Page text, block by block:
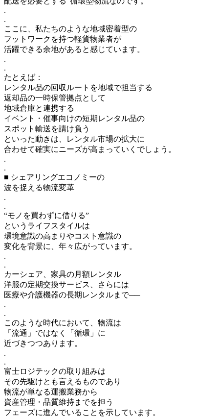
.
.
ここに、私たちのような地域密着型の
フットワークを持つ軽貨物業者が
活躍できる余地があると感じています。
.
.
たとえば：
レンタル品の回収ルートを地域で担当する
返却品の一時保管拠点として
地域倉庫と連携する
イベント・催事向けの短期レンタル品の
スポット輸送を請け負う
といった動きは、レンタル市場の拡大に
合わせて確実にニーズが高まっていくでしょう。
.
.
■ シェアリングエコノミーの
波を捉える物流変革
.
.
“モノを買わずに借りる”
というライフスタイルは
環境意識の高まりやコスト意識の
変化を背景に、年々広がっています。
.
.
カーシェア、家具の月額レンタル
洋服の定期交換サービス、さらには
医療や介護機器の長期レンタルまで──
.
.
このような時代において、物流は
「流通」ではなく「循環」に
近づきつつあります。
.
.
富士ロジテックの取り組みは
その先駆けとも言えるものであり
物流が単なる運搬業務から
資産管理・品質維持までを担う
フェーズに進んでいることを示しています。